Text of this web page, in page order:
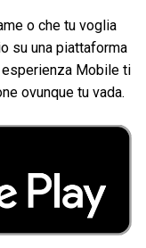
o che tu voglia
su una piattaforma
esperienza Mobile ti
ovunque tu vada.